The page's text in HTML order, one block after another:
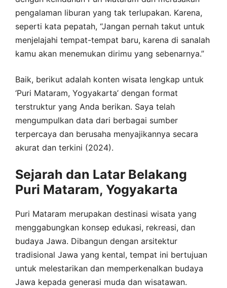
pengalaman liburan yang tak terlupakan. Karena,
seperti kata pepatah, “Jangan pernah takut untuk
menjelajahi tempat-tempat baru, karena di sanalah
kamu akan menemukan dirimu yang sebenarnya.”
Baik, berikut adalah konten wisata lengkap untuk
‘Puri Mataram, Yogyakarta’ dengan format
terstruktur yang Anda berikan. Saya telah
mengumpulkan data dari berbagai sumber
terpercaya dan berusaha menyajikannya secara
akurat dan terkini (2024).
Sejarah dan Latar Belakang
Puri Mataram, Yogyakarta
Puri Mataram merupakan destinasi wisata yang
menggabungkan konsep edukasi, rekreasi, dan
budaya Jawa. Dibangun dengan arsitektur
tradisional Jawa yang kental, tempat ini bertujuan
untuk melestarikan dan memperkenalkan budaya
Jawa kepada generasi muda dan wisatawan.